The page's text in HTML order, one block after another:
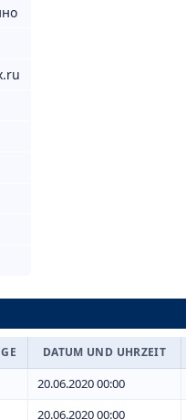
DATUM UND UHRZEIT
20.06.2020 00:00
20.06.2020 00:00